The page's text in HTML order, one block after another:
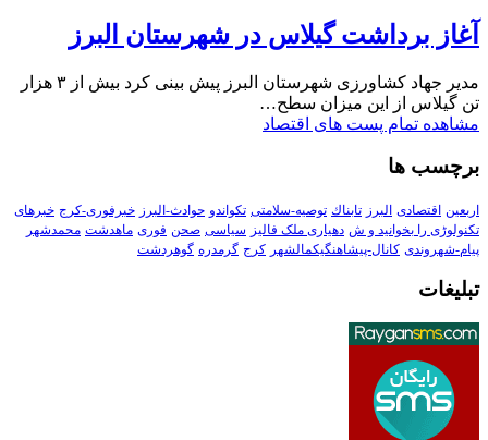
آغاز برداشت گیلاس در شهرستان البرز
مدیر جهاد کشاورزی شهرستان البرز پیش بینی کرد بیش از ۳ هزار
تن گیلاس از این میزان سطح…
مشاهده تمام پست های اقتصاد
برچسب ها
اربعین اقتصادی البرز تابناك توصیه-سلامتی تکواندو حوادث-البرز خبرفوری-کرج خبرهای
تکنولوڑی را بخوانید و ش دهیاری ملک فالیز سیاسی صحن فوری ماهدشت محمدشهر
پیام-شهروندی کانال-پیشاهنگیکمالشهر کرج گرمدره گوهردشت
تبلیغات